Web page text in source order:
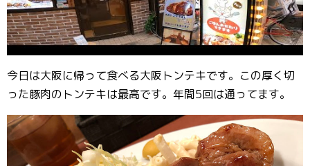
今日は大阪に帰って食べる大阪トンテキです。この厚く切
った豚肉のトンテキは最高です。年間5回は通ってます。